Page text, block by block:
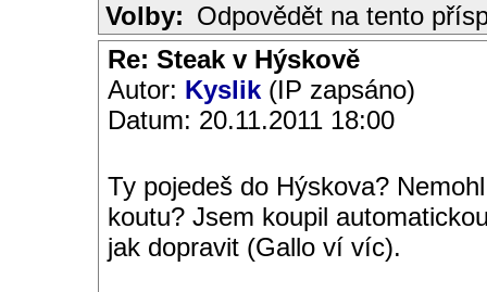
Volby: Odpovědět na tento
Re: Steak v Hýskově
Autor: Kyslik (IP zapsáno)
Datum: 20.11.2011 18:00
Ty pojedeš do Hýskova?
koutu? Jsem koupil
jak dopravit (Gallo ví víc).